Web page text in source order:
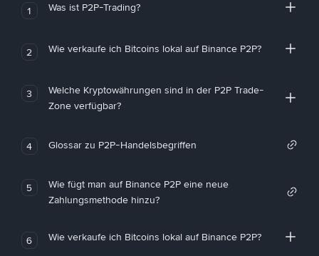
1 Was ist P2P-Trading?
2 Wie verkaufe ich Bitcoins lokal auf Binance P2P?
3
Welche Kryptowährungen sind in der P2P Trade-
Zone verfügbar?
4 Glossar zu P2P-Handelsbegriffen
5
Wie fügt man auf Binance P2P eine neue
Zahlungsmethode hinzu?
6 Wie verkaufe ich Bitcoins lokal auf Binance P2P?